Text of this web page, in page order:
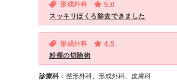
形成外科 5.0
スッキリほくろ除去できました
形成外科 4.5
粉瘤の切除術
診療科： 整形外科、形成外科、皮膚科